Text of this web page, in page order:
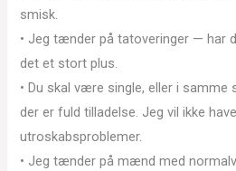
smisk.
• Jeg tænder på tatoveringer — har
det et stort plus.
• Du skal være single, eller i
der er fuld tilladelse. Jeg vil ikke
utroskabsproblemer.
• Jeg tænder på mænd med